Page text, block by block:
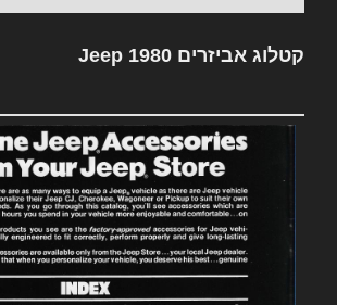
קטלוג אביזרים Jeep 1980